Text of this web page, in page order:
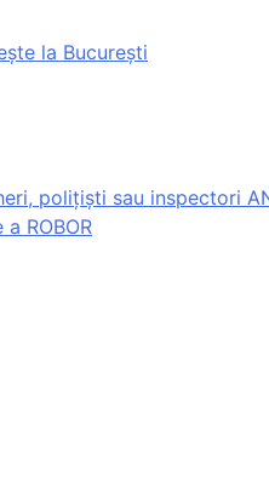
la București
polițiști sau inspectori
ROBOR